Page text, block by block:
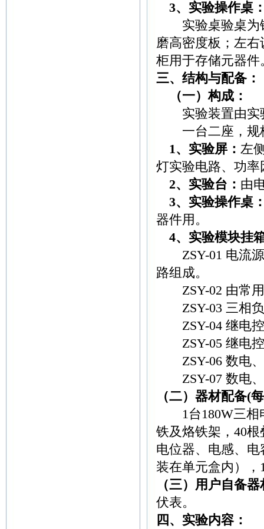
3、实验操作桌
实验桌验桌为铁
磨高密度板；左
柜用于存储元器件
三、结构与配备：
（一）构成：
实验装置由实
一台二座，规格
1、实验屏： 左
灯实验电路、功
2、实验台： 由
3、实验操作桌
器件用。
4、实验模块挂
ZSY-01 电流源
路组成。
ZSY-02 由常用
ZSY-03 三相
ZSY-04 继电控
ZSY-05 继电控
ZSY-06 数电、
ZSY-07 数电、
（二）器材配备(
1台180W三相
铁及烙铁架，40
电位器、电感、
装在单元盒内）
（三）用户自备
伏表。
四、实验内容：